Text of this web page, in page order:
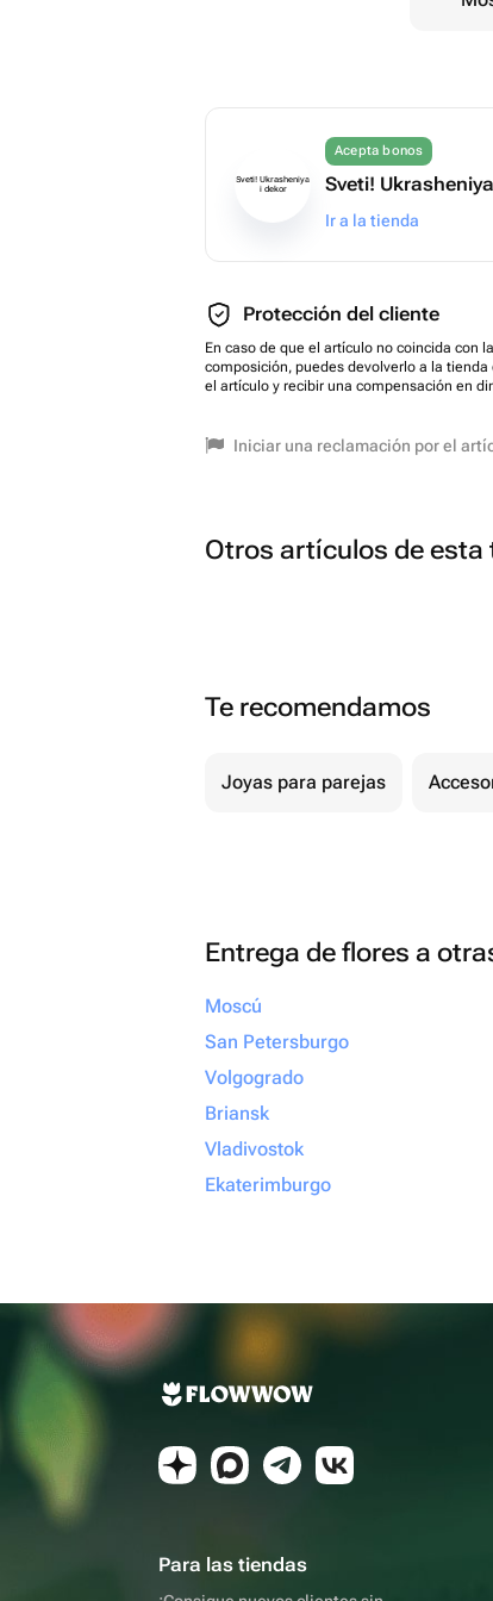
Sveti! Ukrasheniya
i dekor
Acepta bonos
Sveti!
Ir a la tienda
Protección del cliente
En caso de que el artículo no coincida con la
composición, puedes devolverlo a la tienda
el artículo y recibir una compensación en
Iniciar una reclamación por el
Otros artículos de esta
Te recomendamos
Joyas para parejas
Entrega de flores a
Moscú
San Petersburgo
Volgogrado
Briansk
Vladivostok
Ekaterimburgo
Para las tiendas